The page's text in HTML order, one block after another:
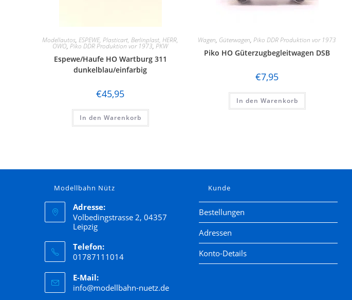
Modellautos, ESPEWE, Plasticart, Berlinplast, HERR,
OWO, Piko DDR Produktion vor 1973, PKW
Espewe/Haufe HO Wartburg 311
dunkelblau/einfarbig
€45,95
In den Warenkorb
Wagen, Güterwagen, Piko DDR Produktion vor 1973
Piko HO Güterzugbegleitwagen DSB
€7,95
In den Warenkorb
Modellbahn Nütz
Adresse:
Volbedingstrasse 2, 04357
Leipzig
Telefon:
01787111014
E-Mail:
info@modellbahn-nuetz.de
Kunde
Bestellungen
Adressen
Konto-Details